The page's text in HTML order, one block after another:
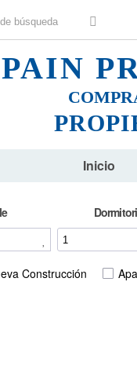
Inicio
Construcción